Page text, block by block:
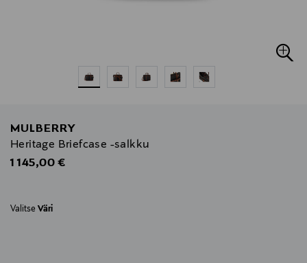
MULBERRY
Heritage Briefcase -salkku
Original Price
1 145,00 €
Valitse Väri